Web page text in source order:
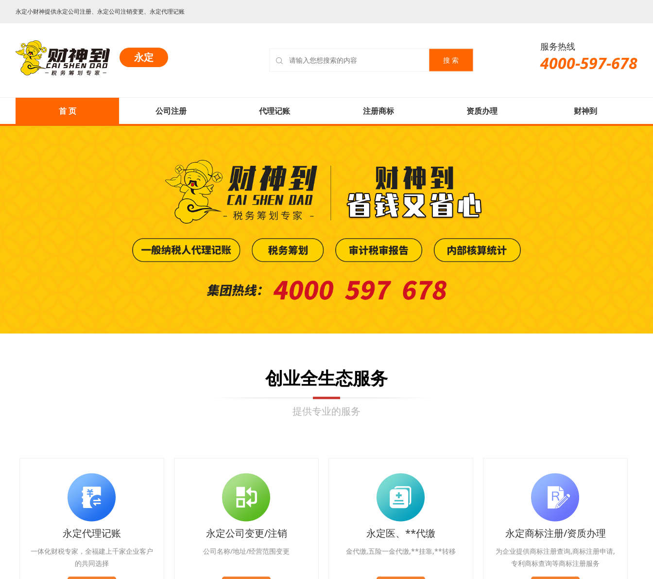
永定小财神提供永定公司注册、永定公司注销变更、永定代理记账
永定
服务热线
4000-597-678
首 页 公司注册 代理记账 注册商标 资质办理 财神到
创业全生态服务
提供专业的服务
永定公司变更/注销
公司名称/地址/经营范围变更
永定医、**代缴
金代缴,五险一金代缴,**挂靠,**转移
永定商标注册/资质办理
为企业提供商标注册查询,商标注册申请,
永定58招聘/人才代招
免费提供真实准确代招人才招聘公司招聘
信息大全,帮助求职者解决找工作难题